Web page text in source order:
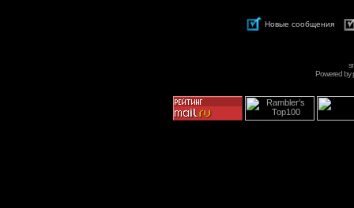
Новые сообщения
Powered by